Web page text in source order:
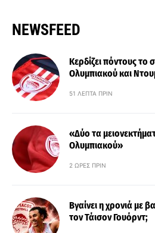
NEWSFEED
Κερδίζει πόντους το
Ολυμπιακού και
51 ΛΕΠΤΆ ΠΡΙΝ
«Δύο τα
Ολυμπιακού»
2 ΏΡΕΣ ΠΡΙΝ
Βγαίνει η χρονιά με
τον Τάισον Γουόρντ;